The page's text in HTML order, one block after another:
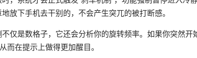
放下手机去干别的，不会产生突兀的被打断感。
仅是数格子，它还会分析你的旋转频率。如果你突然
而在提示上做得更加醒目。